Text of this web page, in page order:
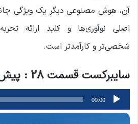
آن، هوش مصنوعی دیگر یک ویژگی
اصلی نوآوری‌ها و کلید ارائه
شخصی‌تر و کارآمدتر است.
سایبرکست قسمت 28 : پیش‌نمایش IFA 2025
پخش‌کننده
صوت
00:00